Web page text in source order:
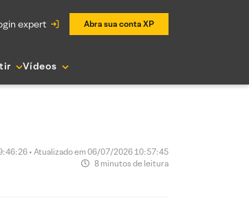
expert Abra sua conta XP
Vídeos
• Atualizado em 06/07/2026 10:57:45
8 minutos de leitura